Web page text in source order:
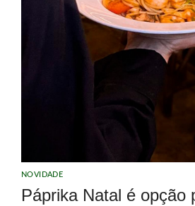
NOVIDADE
Páprika Natal é opção